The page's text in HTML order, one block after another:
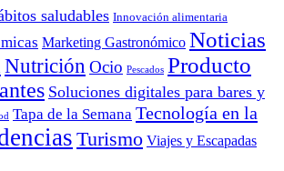
saludables Innovación alimentaria
Marketing Gastronómico Noticias
Nutrición Ocio Pescados Producto
Soluciones digitales para bares y
Tapa de la Semana Tecnología en la
Turismo Viajes y Escapadas